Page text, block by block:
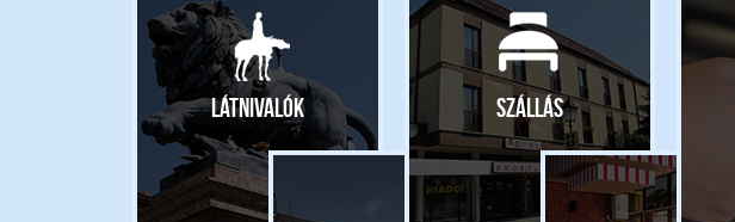
Látnivalók Szállás